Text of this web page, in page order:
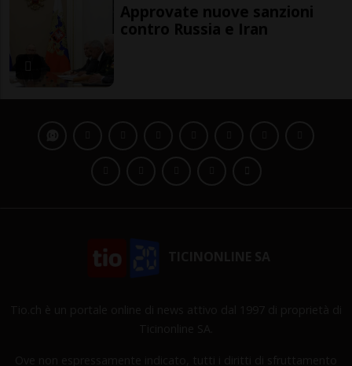
Approvate nuove sanzioni
contro Russia e Iran